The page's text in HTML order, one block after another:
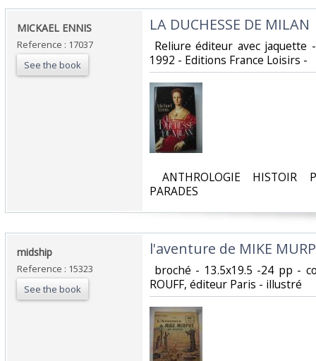
‎MICKAEL ENNIS ‎
Reference : 17037
See the book
‎LA DUCHESSE DE MILAN ‎
Reliure éditeur avec
1992 - Editions France Loisirs - ‎
ANTHROLOGIE HISTOIR
PARADES‎
‎midship‎
Reference : 15323
See the book
‎l'aventure de MIKE
broché - 13.5x19.5 -24 pp -
ROUFF, éditeur Paris - illustré‎